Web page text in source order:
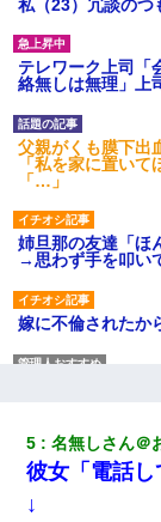
私（23）冗談のつ
テレワーク上司「
絡無しは無理」上
父親がくも膜下
「私を家に置い
「…」
姉旦那の友達「ほ
→思わず手を叩い
嫁に不倫されたか
「パワハラを受け
ら、速攻でパワ
5 名無しさん＠
彼女「電話し
↓